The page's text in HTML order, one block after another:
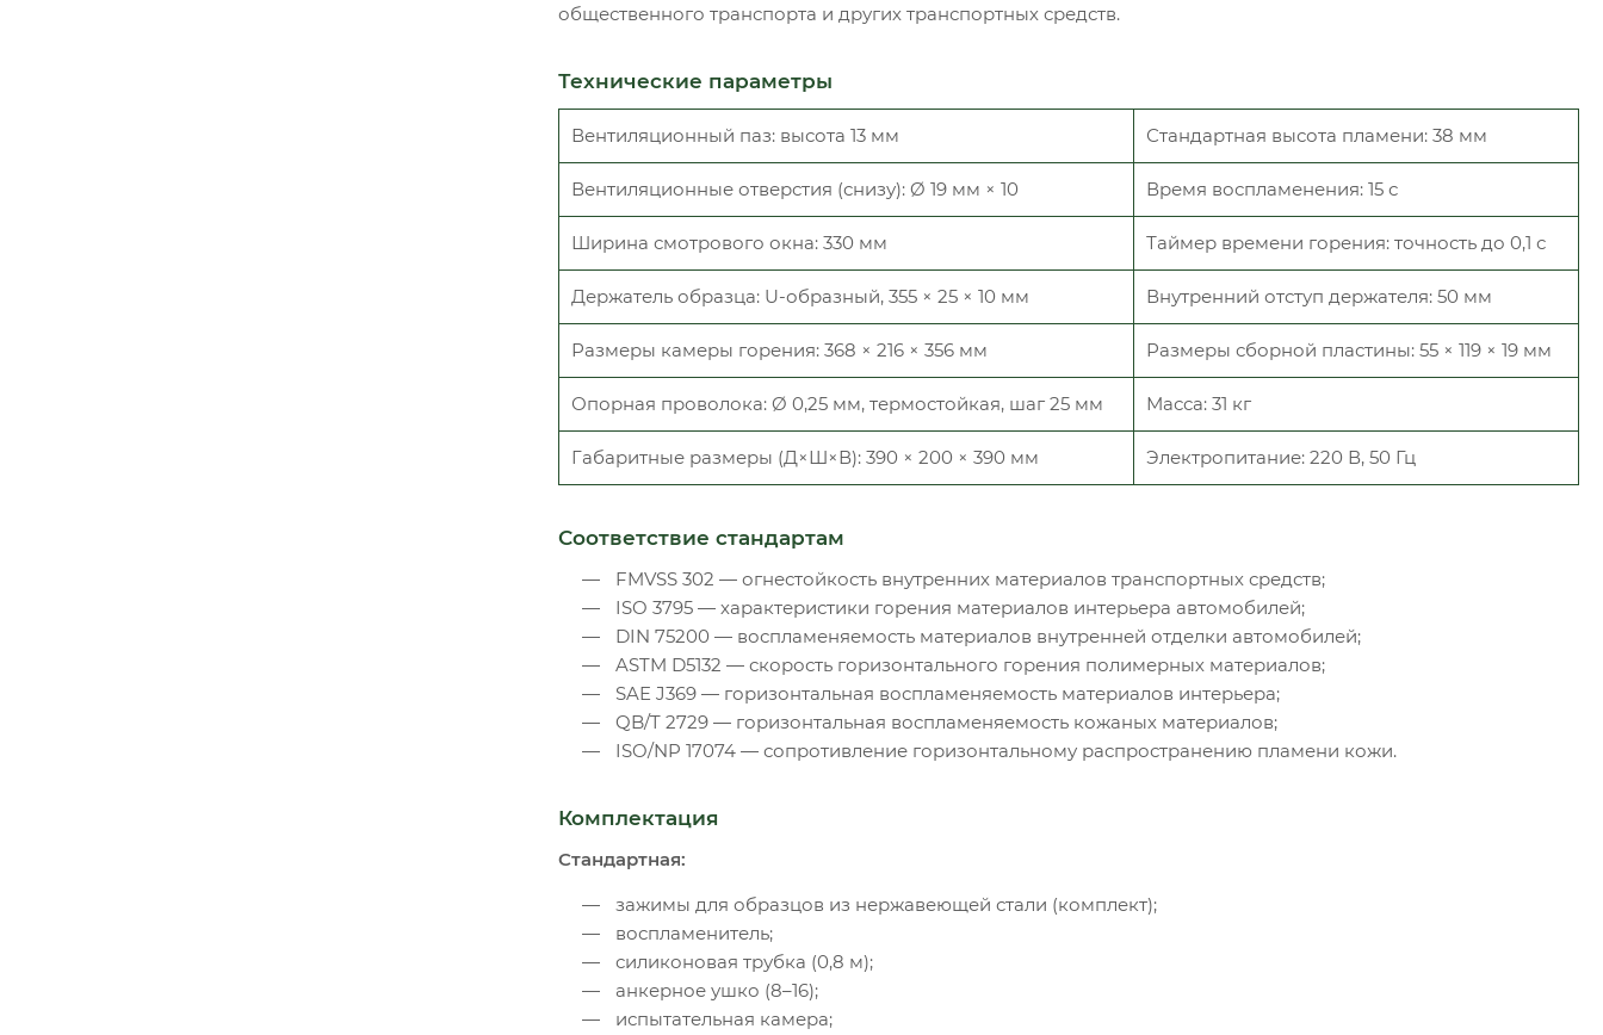
общественного транспорта и других транспортных средств.
Технические параметры
Вентиляционный паз: высота 13 мм Стандартная высота пламени: 38 мм
Вентиляционные отверстия (снизу): Ø 19 мм × 10 Время воспламенения: 15 с
Ширина смотрового окна: 330 мм Таймер времени горения: точность до 0,1 с
Держатель образца: U-образный, 355 × 25 × 10 мм Внутренний отступ держателя: 50 мм
Размеры камеры горения: 368 × 216 × 356 мм Размеры сборной пластины: 55 × 119 × 19 мм
Опорная проволока: Ø 0,25 мм, термостойкая, шаг 25 мм Масса: 31 кг
Габаритные размеры (Д×Ш×В): 390 × 200 × 390 мм Электропитание: 220 В, 50 Гц
Соответствие стандартам
FMVSS 302 — огнестойкость внутренних материалов транспортных средств;
ISO 3795 — характеристики горения материалов интерьера автомобилей;
DIN 75200 — воспламеняемость материалов внутренней отделки автомобилей;
ASTM D5132 — скорость горизонтального горения полимерных материалов;
SAE J369 — горизонтальная воспламеняемость материалов интерьера;
QB/T 2729 — горизонтальная воспламеняемость кожаных материалов;
ISO/NP 17074 — сопротивление горизонтальному распространению пламени кожи.
Комплектация
Стандартная:
зажимы для образцов из нержавеющей стали (комплект);
воспламенитель;
силиконовая трубка (0,8 м);
анкерное ушко (8–16);
испытательная камера;